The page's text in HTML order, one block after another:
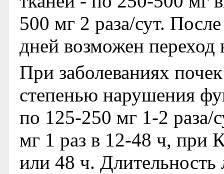
500 мг 2 раза/сут.
дней возможен переход
При заболеваниях
степенью нарушения
по 125-250 мг 1-2
мг 1 раз в 12-48 ч, при
или 48 ч.